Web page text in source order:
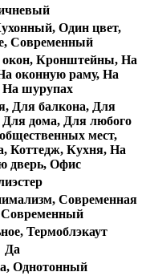
Один цвет,
Современный
окон, Кронштейны, На
оконную раму, На
На шурупах
Для балкона, Для
Для дома, Для любого
мест,
Коттедж, Кухня, На
дверь, Офис
Современная
Современный
Термоблэкаут
Да
Однотонный